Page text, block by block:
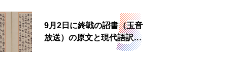
9月2日に終戦の詔書（玉音
放送）の原文と現代語訳を
読む もう一つの「終戦の